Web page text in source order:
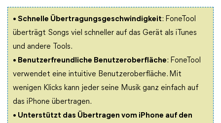
• Schnelle Übertragungsgeschwindigkeit: FoneTool
überträgt Songs viel schneller auf das Gerät als iTunes
und andere Tools.
• Benutzerfreundliche Benutzeroberfläche: FoneTool
verwendet eine intuitive Benutzeroberfläche. Mit
wenigen Klicks kann jeder seine Musik ganz einfach auf
das iPhone übertragen.
• Unterstützt das Übertragen vom iPhone auf den